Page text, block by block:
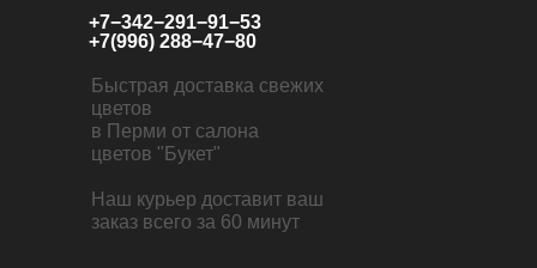
+7−342−291−91−53
+7(996) 288−47−80
Быстрая доставка свежих
цветов
в Перми от салона
цветов "Букет"
Наш курьер доставит ваш
заказ всего за 60 минут